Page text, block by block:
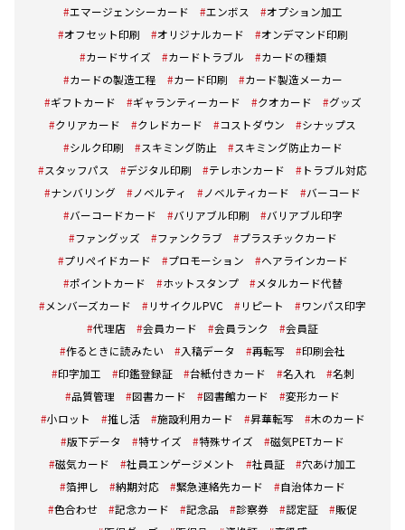
エマージェンシーカード
エンボス
オプション加工
オフセット印刷
オリジナルカード
オンデマンド印刷
カードサイズ
カードトラブル
カードの種類
カードの製造工程
カード印刷
カード製造メーカー
ギフトカード
ギャランティーカード クオカード
グッズ
クリアカード
クレドカード コストダウン
シナップス
シルク印刷
スキミング防止
スキミング防止カード
スタッフパス
デジタル印刷 テレホンカード
トラブル対応
ナンバリング
ノベルティ ノベルティカード
バーコード
バーコードカード
バリアブル印刷
バリアブル印字
ファングッズ
ファンクラブ
プラスチックカード
プリペイドカード
プロモーション
ヘアラインカード
ポイントカード
ホットスタンプ
メタルカード代替
メンバーズカード
リサイクルPVC リピート
ワンパス印字
代理店
会員カード 会員ランク
会員証
作るときに読みたい
入稿データ 再転写
印刷会社
印字加工
印鑑登録証 台紙付きカード 名入れ
名刺
品質管理
図書カード 図書館カード
変形カード
小ロット
推し活 施設利用カード 昇華転写
木のカード
版下データ
特サイズ 特殊サイズ
磁気PETカード
磁気カード
社員エンゲージメント 社員証
穴あけ加工
箔押し
納期対応 緊急連絡先カード
自治体カード
色合わせ
記念カード 記念品 診察券 認定証
販促